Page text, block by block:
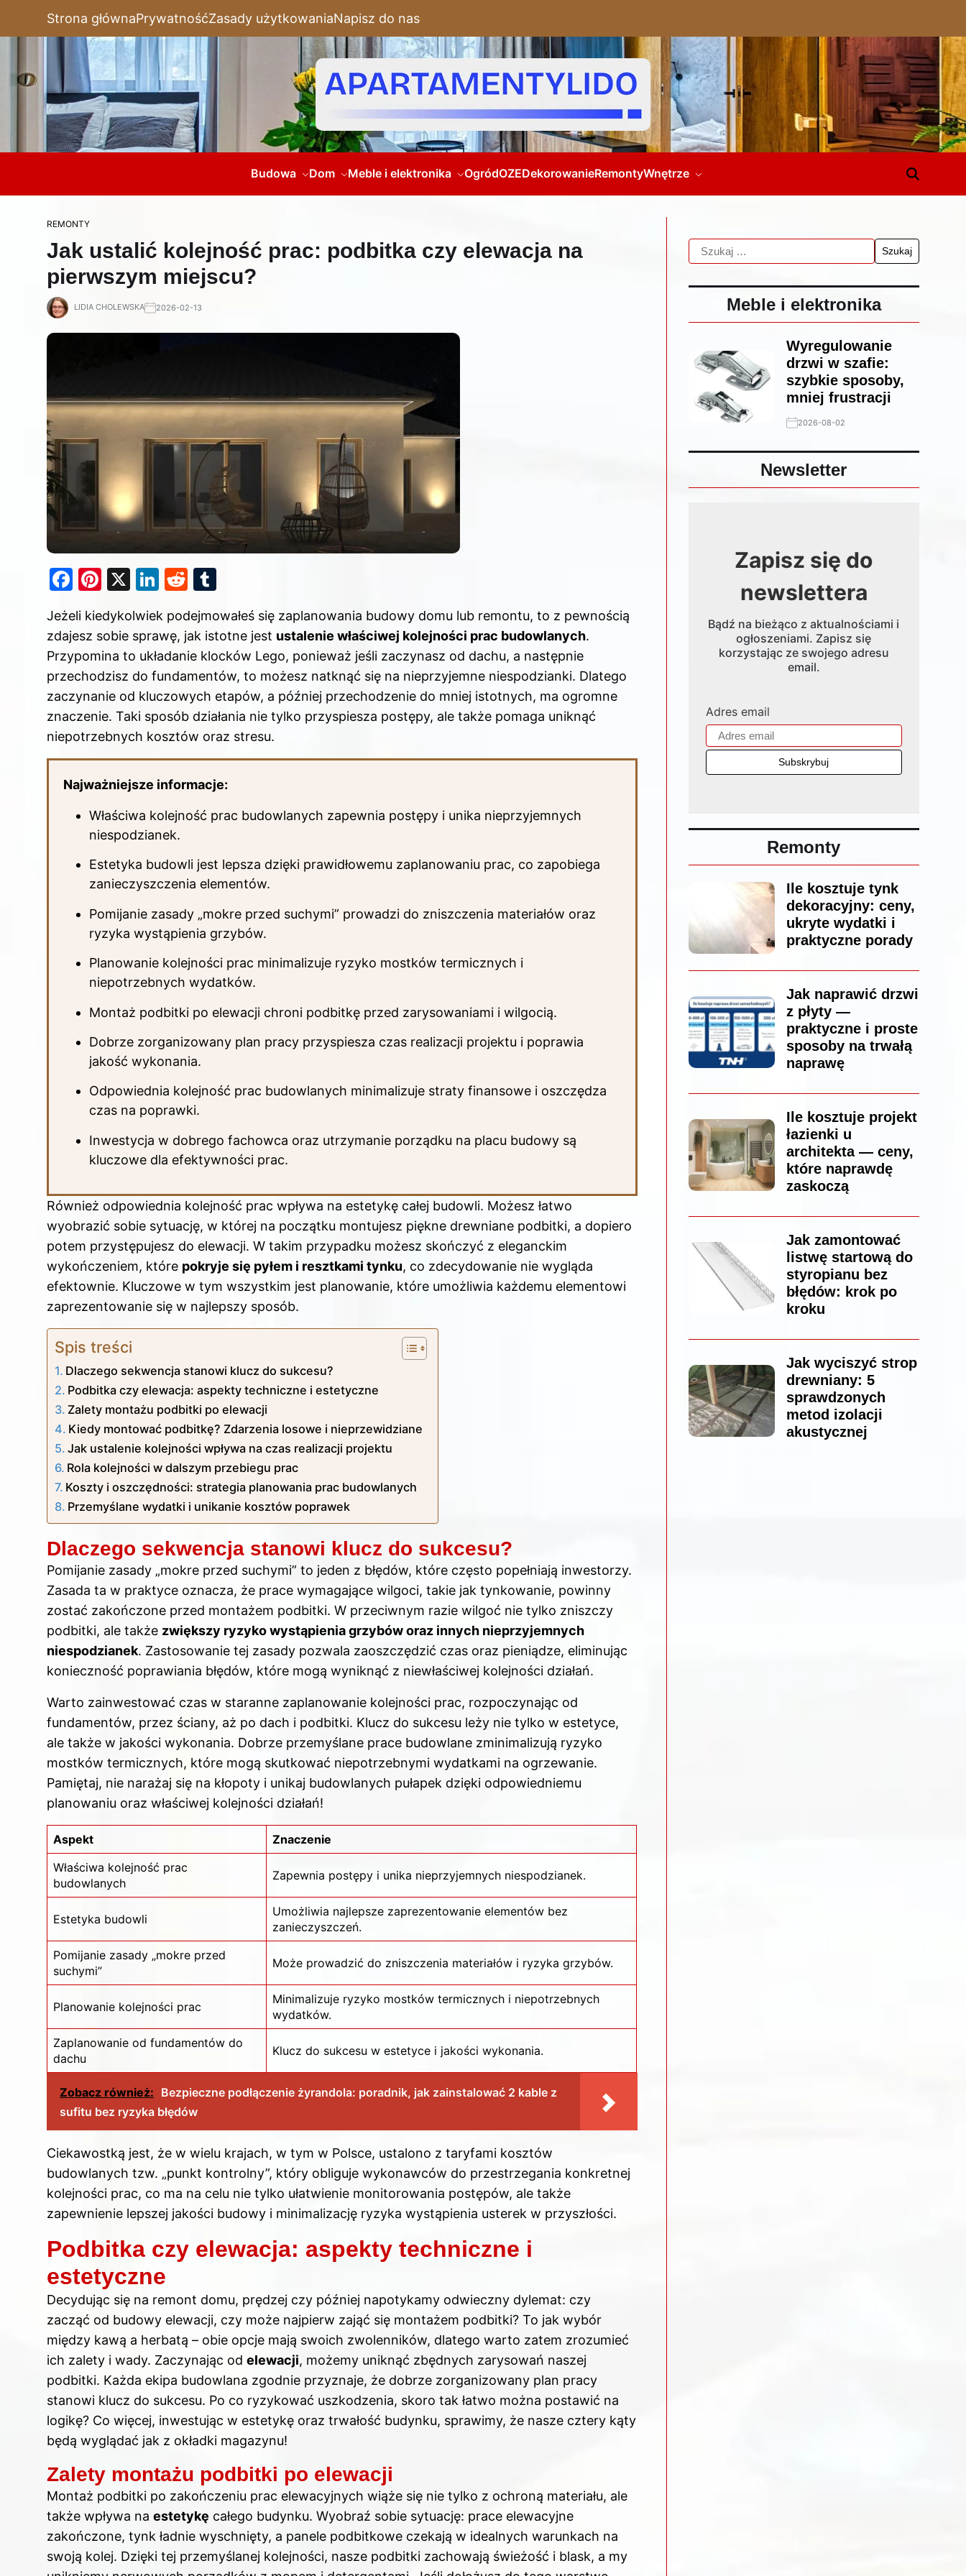
Strona głównaPrywatnośćZasady użytkowaniaNapisz do nas
Budowa Dom Meble i elektronika OgródOZEDekorowanieRemontyWnętrze
REMONTY
Jak ustalić kolejność prac: podbitka czy elewacja na
pierwszym miejscu?
LIDIA CHOLEWSKA 2026-02-13
F
c
e
b
o
o
k
Pi
er
e
st
X
Li
k
e
dI
n
R
d
di
t
m
bl
r
Jeżeli kiedykolwiek podejmowałeś się zaplanowania budowy domu lub remontu, to z pewnością
zdajesz sobie sprawę, jak istotne jest ustalenie właściwej kolejności prac budowlanych.
Przypomina to układanie klocków Lego, ponieważ jeśli zaczynasz od dachu, a następnie
przechodzisz do fundamentów, to możesz natknąć się na nieprzyjemne niespodzianki. Dlatego
zaczynanie od kluczowych etapów, a później przechodzenie do mniej istotnych, ma ogromne
znaczenie. Taki sposób działania nie tylko przyspiesza postępy, ale także pomaga uniknąć
niepotrzebnych kosztów oraz stresu.
Najważniejsze informacje:
Właściwa kolejność prac budowlanych zapewnia postępy i unika nieprzyjemnych
niespodzianek.
Estetyka budowli jest lepsza dzięki prawidłowemu zaplanowaniu prac, co zapobiega
zanieczyszczenia elementów.
Pomijanie zasady „mokre przed suchymi” prowadzi do zniszczenia materiałów oraz
ryzyka wystąpienia grzybów.
Planowanie kolejności prac minimalizuje ryzyko mostków termicznych i
niepotrzebnych wydatków.
Montaż podbitki po elewacji chroni podbitkę przed zarysowaniami i wilgocią.
Dobrze zorganizowany plan pracy przyspiesza czas realizacji projektu i poprawia
jakość wykonania.
Odpowiednia kolejność prac budowlanych minimalizuje straty finansowe i oszczędza
czas na poprawki.
Inwestycja w dobrego fachowca oraz utrzymanie porządku na placu budowy są
kluczowe dla efektywności prac.
Również odpowiednia kolejność prac wpływa na estetykę całej budowli. Możesz łatwo
wyobrazić sobie sytuację, w której na początku montujesz piękne drewniane podbitki, a dopiero
potem przystępujesz do elewacji. W takim przypadku możesz skończyć z eleganckim
wykończeniem, które pokryje się pyłem i resztkami tynku, co zdecydowanie nie wygląda
efektownie. Kluczowe w tym wszystkim jest planowanie, które umożliwia każdemu elementowi
zaprezentowanie się w najlepszy sposób.
Spis treści
Dlaczego sekwencja stanowi klucz do sukcesu?
Podbitka czy elewacja: aspekty techniczne i estetyczne
Zalety montażu podbitki po elewacji
Kiedy montować podbitkę? Zdarzenia losowe i nieprzewidziane
Jak ustalenie kolejności wpływa na czas realizacji projektu
Rola kolejności w dalszym przebiegu prac
Koszty i oszczędności: strategia planowania prac budowlanych
Przemyślane wydatki i unikanie kosztów poprawek
Dlaczego sekwencja stanowi klucz do sukcesu?
Pomijanie zasady „mokre przed suchymi” to jeden z błędów, które często popełniają inwestorzy.
Zasada ta w praktyce oznacza, że prace wymagające wilgoci, takie jak tynkowanie, powinny
zostać zakończone przed montażem podbitki. W przeciwnym razie wilgoć nie tylko zniszczy
podbitki, ale także zwiększy ryzyko wystąpienia grzybów oraz innych nieprzyjemnych
niespodzianek. Zastosowanie tej zasady pozwala zaoszczędzić czas oraz pieniądze, eliminując
konieczność poprawiania błędów, które mogą wyniknąć z niewłaściwej kolejności działań.
Warto zainwestować czas w staranne zaplanowanie kolejności prac, rozpoczynając od
fundamentów, przez ściany, aż po dach i podbitki. Klucz do sukcesu leży nie tylko w estetyce,
ale także w jakości wykonania. Dobrze przemyślane prace budowlane zminimalizują ryzyko
mostków termicznych, które mogą skutkować niepotrzebnymi wydatkami na ogrzewanie.
Pamiętaj, nie narażaj się na kłopoty i unikaj budowlanych pułapek dzięki odpowiedniemu
planowaniu oraz właściwej kolejności działań!
Aspekt
Znaczenie
Właściwa kolejność prac
budowlanych
Zapewnia postępy i unika nieprzyjemnych niespodzianek.
Estetyka budowli
Umożliwia najlepsze zaprezentowanie elementów bez
zanieczyszczeń.
Pomijanie zasady „mokre przed
suchymi”
Może prowadzić do zniszczenia materiałów i ryzyka grzybów.
Planowanie kolejności prac
Minimalizuje ryzyko mostków termicznych i niepotrzebnych
wydatków.
Zaplanowanie od fundamentów do
dachu
Klucz do sukcesu w estetyce i jakości wykonania.
Zobacz również: Bezpieczne podłączenie żyrandola: poradnik, jak zainstalować 2 kable z
sufitu bez ryzyka błędów
Ciekawostką jest, że w wielu krajach, w tym w Polsce, ustalono z taryfami kosztów
budowlanych tzw. „punkt kontrolny”, który obliguje wykonawców do przestrzegania konkretnej
kolejności prac, co ma na celu nie tylko ułatwienie monitorowania postępów, ale także
zapewnienie lepszej jakości budowy i minimalizację ryzyka wystąpienia usterek w przyszłości.
Podbitka czy elewacja: aspekty techniczne i
estetyczne
Decydując się na remont domu, prędzej czy później napotykamy odwieczny dylemat: czy
zacząć od budowy elewacji, czy może najpierw zająć się montażem podbitki? To jak wybór
między kawą a herbatą – obie opcje mają swoich zwolenników, dlatego warto zatem zrozumieć
ich zalety i wady. Zaczynając od elewacji, możemy uniknąć zbędnych zarysowań naszej
podbitki. Każda ekipa budowlana zgodnie przyznaje, że dobrze zorganizowany plan pracy
stanowi klucz do sukcesu. Po co ryzykować uszkodzenia, skoro tak łatwo można postawić na
logikę? Co więcej, inwestując w estetykę oraz trwałość budynku, sprawimy, że nasze cztery kąty
będą wyglądać jak z okładki magazynu!
Zalety montażu podbitki po elewacji
Montaż podbitki po zakończeniu prac elewacyjnych wiąże się nie tylko z ochroną materiału, ale
także wpływa na estetykę całego budynku. Wyobraź sobie sytuację: prace elewacyjne
zakończone, tynk ładnie wyschnięty, a panele podbitkowe czekają w idealnych warunkach na
swoją kolej. Dzięki tej przemyślanej kolejności, nasze podbitki zachowają świeżość i blask, a my
Meble i elektronika
Wyregulowanie
drzwi w szafie:
szybkie sposoby,
mniej frustracji
2026-08-02
Newsletter
Zapisz się do
newslettera
Bądź na bieżąco z aktualnościami i
ogłoszeniami. Zapisz się
korzystając ze swojego adresu
email.
Adres email
Remonty
Ile kosztuje tynk
dekoracyjny: ceny,
ukryte wydatki i
praktyczne porady
Jak naprawić drzwi
z płyty —
praktyczne i proste
sposoby na trwałą
naprawę
Ile kosztuje projekt
łazienki u
architekta — ceny,
które naprawdę
zaskoczą
Jak zamontować
listwę startową do
styropianu bez
błędów: krok po
kroku
Jak wyciszyć strop
drewniany: 5
sprawdzonych
metod izolacji
akustycznej